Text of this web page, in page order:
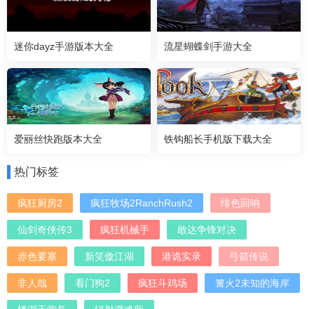
迷你dayz手游版本大全 流星蝴蝶剑手游大全
爱丽丝快跑版本大全 铁钩船长手机版下载大全
热门标签
疯狂厨房2 疯狂牧场2RanchRush2 绯色回响
仙剑奇侠传3 疯狂机械手 敢达争锋对决
赤色要塞 新笑傲江湖 港诡实录 弓箭传说
非人哉 看门狗2 疯狂斗鸡场 篝火2未知的海岸